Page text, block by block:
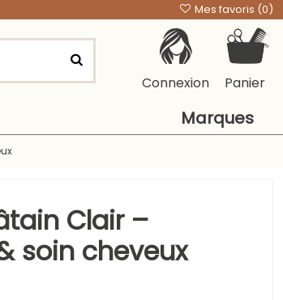
Mes favoris (0)
Connexion Panier
Marques
Clair –
soin cheveux